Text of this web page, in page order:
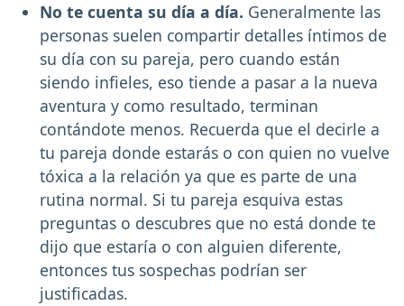
No te cuenta su día a día. Generalmente las
personas suelen compartir detalles íntimos de
su día con su pareja, pero cuando están
siendo infieles, eso tiende a pasar a la nueva
aventura y como resultado, terminan
contándote menos. Recuerda que el decirle a
tu pareja donde estarás o con quien no vuelve
tóxica a la relación ya que es parte de una
rutina normal. Si tu pareja esquiva estas
preguntas o descubres que no está donde te
dijo que estaría o con alguien diferente,
entonces tus sospechas podrían ser
justificadas.